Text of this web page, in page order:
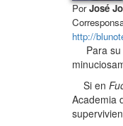
PorJosé
http://
Para su
Si en
Academia